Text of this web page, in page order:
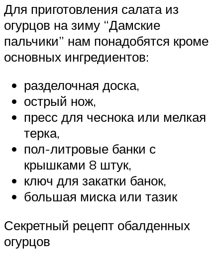
Для приготовления салата из
огурцов на зиму “Дамские
пальчики” нам понадобятся кроме
основных ингредиентов:
разделочная доска,
острый нож,
пресс для чеснока или мелкая
терка,
пол-литровые банки с
крышками 8 штук,
ключ для закатки банок,
большая миска или тазик
Секретный рецепт обалденных
огурцов